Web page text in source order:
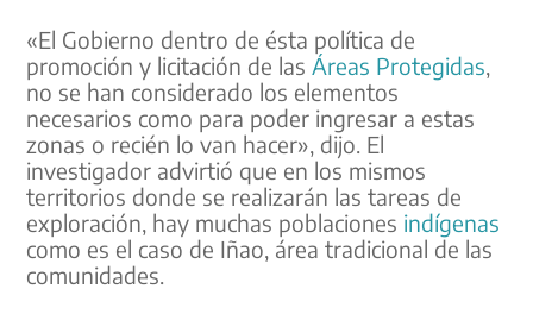
«El Gobierno dentro de ésta política de
promoción y licitación de lasÁreas Protegidas,
no se han considerado los elementos
necesarios como para poder ingresar a estas
zonas o recién lo van hacer», dijo. El
investigador advirtió que en los mismos
territorios donde se realizarán las tareas de
exploración, hay muchas poblaciones indígenas
como es el caso de Iñao, área tradicional de las
comunidades.